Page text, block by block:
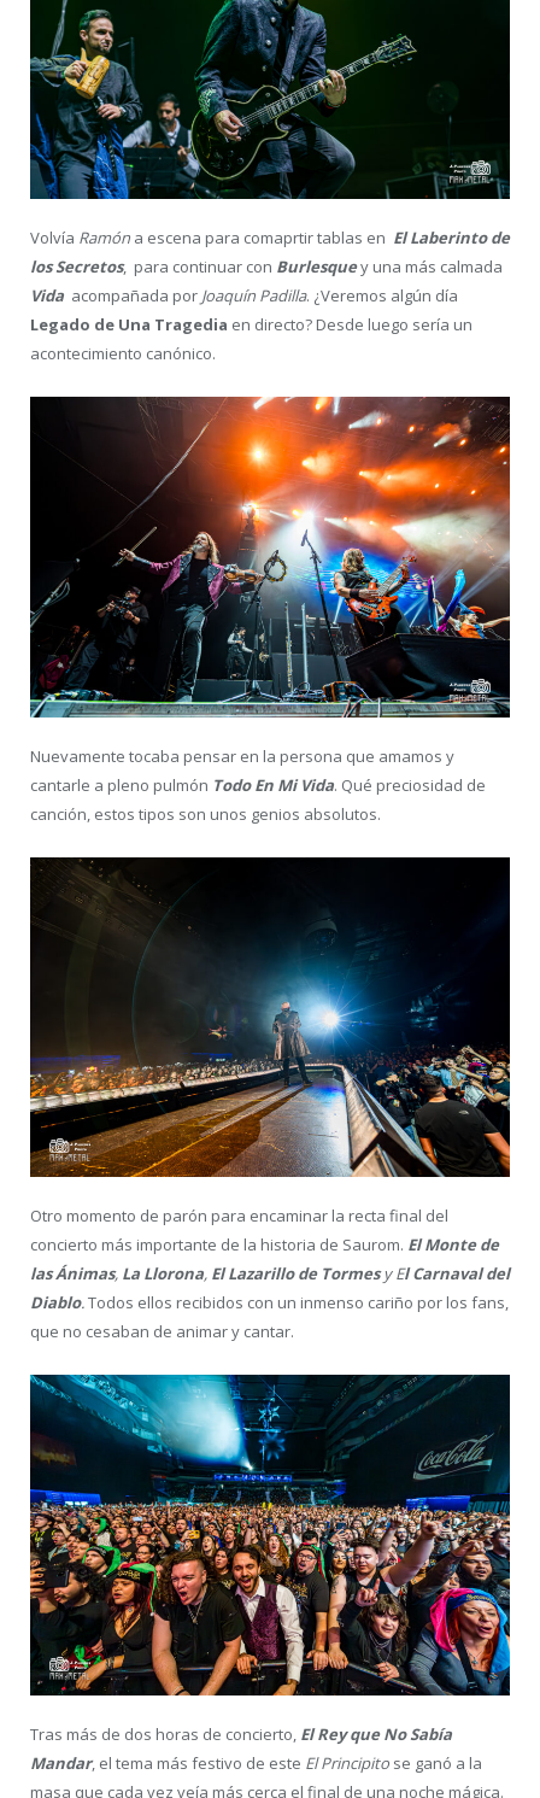
Volvía Ramón a escena para comaprtir tablas en El Laberinto de
los Secretos, para continuar con Burlesquey una más calmada
Vida acompañada por Joaquín Padilla. ¿Veremos algún día
Legado de Una Tragedia en directo? Desde luego sería un
acontecimiento canónico.
Nuevamente tocaba pensar en la persona que amamos y
cantarle a pleno pulmón Todo En Mi Vida. Qué preciosidad de
canción, estos tipos son unos genios absolutos.
Otro momento de parón para encaminar la recta final del
concierto más importante de la historia de Saurom. El Monte de
las Ánimas, La Llorona, El Lazarillo de Tormesy El Carnaval del
Diablo.Todos ellos recibidos con un inmenso cariño por los fans,
que no cesaban de animar y cantar.
Tras más de dos horas de concierto, El Rey que No Sabía
Mandar, el tema más festivo de este El Principito se ganó a la
masa que cada vez veía más cerca el final de una noche mágica.